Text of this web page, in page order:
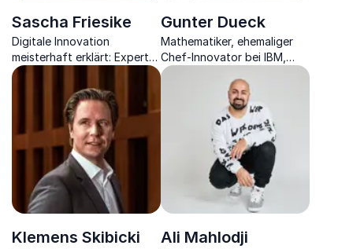
Sascha Friesike
Digitale Innovation
meisterhaft erklärt: Experte
für Digitalisierung, verbindet
beeindruckend Technologie
mit Mehrwert für
Organisationen.
Gunter Dueck
Mathematiker, ehemaliger
Chef-Innovator bei IBM,
Philosoph, Zukunftsdenker
und Bestseller-Autor über
die Zukunft der
Digitalisierung.
Klemens Skibicki Ali Mahlodji